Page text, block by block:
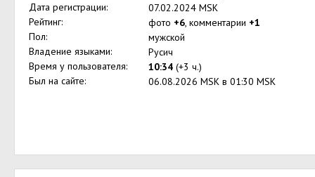
Дата регистрации:
07.02.2024 MSK
Рейтинг:
фото +6, комментарии +1
Пол:
мужской
Владение языками:
Русич
Время у пользователя:
10:34 (+3 ч.)
Был на сайте:
06.08.2026 MSK в 01:30 MSK